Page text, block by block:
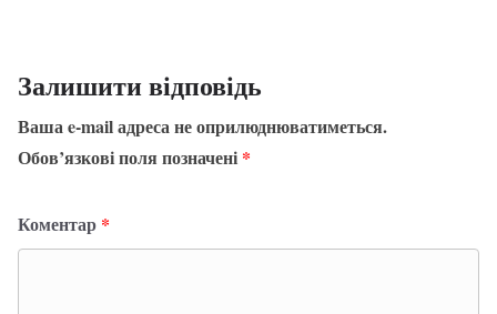
Залишити відповідь
Ваша e-mail адреса не оприлюднюватиметься.
Обов’язкові поля позначені *
Коментар *